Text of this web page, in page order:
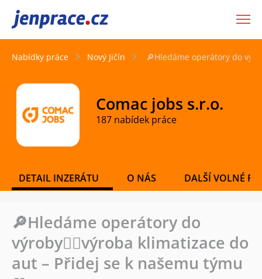
JenPráce.cz
Nabídky práce Nový Jičín 🔎Hledáme operátory do
Comac jobs s.r.o.
187 nabídek práce
DETAIL INZERÁTU O NÁS DALŠÍ VOLNÉ
🔎Hledáme operátory do
výroby👷‍♂️výroba klimatizace do
aut – Přidej se k našemu týmu